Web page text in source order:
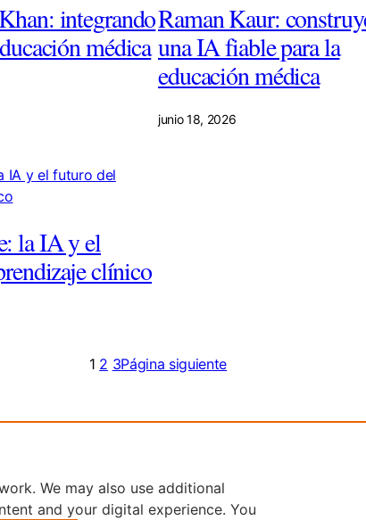
integrando
médica
Raman Kaur:
una IA fiable para la
educación médica
junio 18, 2026
la IA y el
clínico
1 2 3Página siguiente
All rights are reserved, including those for text and data
We may also use additional
and your digital experience. You